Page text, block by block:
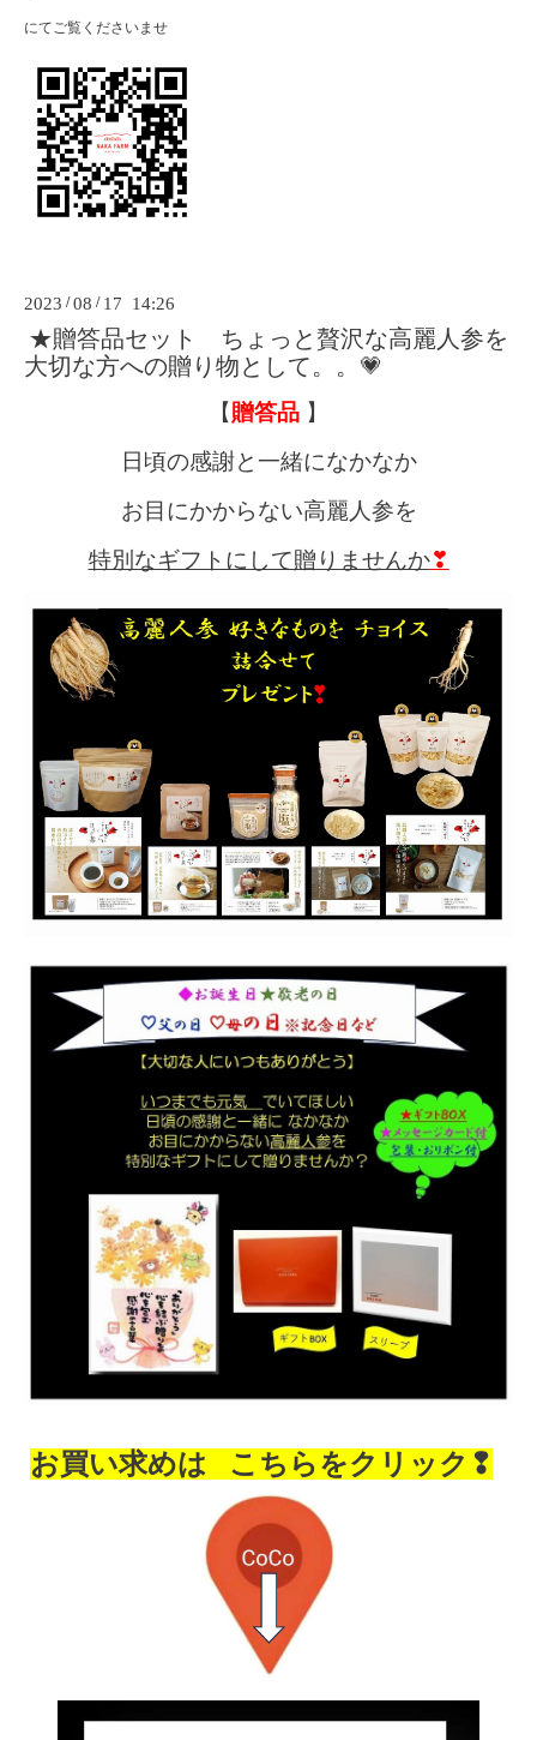
にてご覧くださいませ
2023 /08 / 17 14:26
★贈答品セット ちょっと贅沢な高麗人参を
大切な方への贈り物として。。💗
【贈答品 】
日頃の感謝と一緒になかなか
お目にかからない高麗人参を
特別なギフトにして贈りませんか❣
お買い求めは こちらをクリック❢